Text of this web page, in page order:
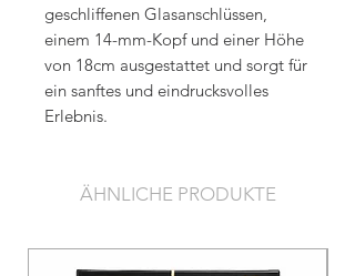
geschliffenen Glasanschlüssen,
einem 14-mm-Kopf und einer Höhe
von 18cm ausgestattet und sorgt für
ein sanftes und eindrucksvolles
Erlebnis.
ÄHNLICHE PRODUKTE